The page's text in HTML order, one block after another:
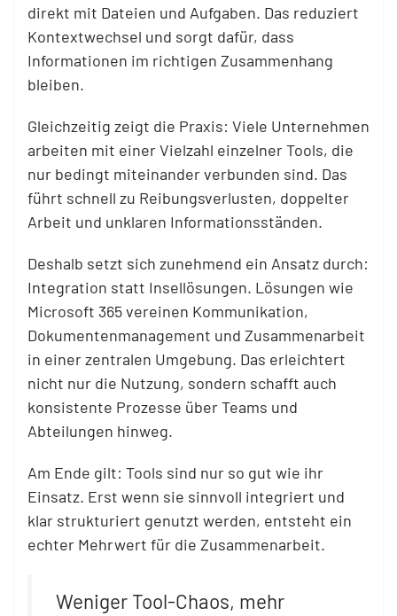
direkt mit Dateien und Aufgaben. Das reduziert
Kontextwechsel und sorgt dafür, dass
Informationen im richtigen Zusammenhang
bleiben.
Gleichzeitig zeigt die Praxis: Viele Unternehmen
arbeiten mit einer Vielzahl einzelner Tools, die
nur bedingt miteinander verbunden sind. Das
führt schnell zu Reibungsverlusten, doppelter
Arbeit und unklaren Informationsständen.
Deshalb setzt sich zunehmend ein Ansatz durch:
Integration statt Insellösungen. Lösungen wie
Microsoft 365 vereinen Kommunikation,
Dokumentenmanagement und Zusammenarbeit
in einer zentralen Umgebung. Das erleichtert
nicht nur die Nutzung, sondern schafft auch
konsistente Prozesse über Teams und
Abteilungen hinweg.
Am Ende gilt: Tools sind nur so gut wie ihr
Einsatz. Erst wenn sie sinnvoll integriert und
klar strukturiert genutzt werden, entsteht ein
echter Mehrwert für die Zusammenarbeit.
Weniger Tool-Chaos, mehr